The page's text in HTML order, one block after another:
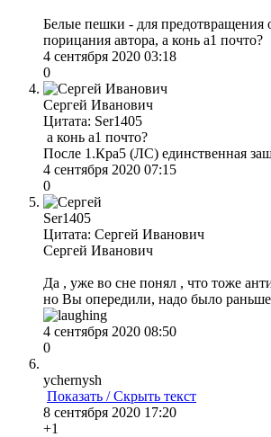
Белые пешки - для предотвращения
порицания автора, а конь а1 почто?
4 сентября 2020 03:18
0
Сергей Иванович
Цитата: Ser1405
а конь а1 почто?
После 1.Кра5 (ЛС) единственная
4 сентября 2020 07:15
0
Ser1405
Цитата: Сергей Иванович
Сергей Иванович
Да , уже во сне понял , что тоже
но Вы опередили, надо было раньше
4 сентября 2020 08:50
0
ychernysh
Показать / Скрыть текст
8 сентября 2020 17:20
+1